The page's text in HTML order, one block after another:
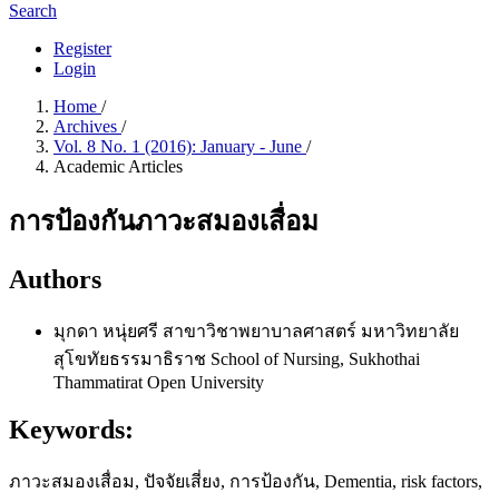
Search
Register
Login
Home /
Archives /
Vol. 8 No. 1 (2016): January - June /
Academic Articles
การป้องกันภาวะสมองเสื่อม
Authors
มุกดา หนุ่ยศรี สาขาวิชาพยาบาลศาสตร์ มหาวิทยาลัย
สุโขทัยธรรมาธิราช School of Nursing, Sukhothai
Thammatirat Open University
Keywords:
ภาวะสมองเสื่อม, ปัจจัยเสี่ยง, การป้องกัน, Dementia, risk factors,